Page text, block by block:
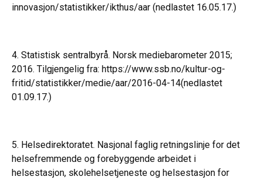
innovasjon/statistikker/ikthus/aar (nedlastet 16.05.17.)
4. Statistisk sentralbyrå. Norsk mediebarometer 2015;
2016. Tilgjengelig fra: https://www.ssb.no/kultur-og-
fritid/statistikker/medie/aar/2016-04-14(nedlastet
01.09.17.)
5. Helsedirektoratet. Nasjonal faglig retningslinje for det
helsefremmende og forebyggende arbeidet i
helsestasjon, skolehelsetjeneste og helsestasjon for